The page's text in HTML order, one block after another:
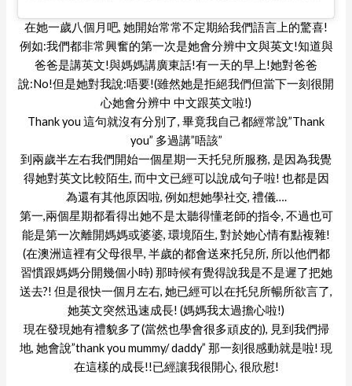
在她一歲八個月吧, 她開始常常不定期給我們語言上的驚喜!
例如:我們都非常興奮的第一次是她會分辨中文與英文!知道與
爸爸是講英文!與媽媽講廣東話!有一天的早上!她對爸爸
說:No!但是她對我說:唔要!(雖然她是拒絕我們但當下一刻很開
心她會分辨中 中文跟英文啦!)
Thank you 這句就沒有分別了, 畢竟我自己都經常說”Thank
you” 多過講”唔該”
到兩歲半左右我們開始一個星期一天托兒所服務, 是因為我覺
得她對英文比較陌生, 而中文已經可以說成句子啦! 也都是因
為還有其他原因啦, 例如想她學社交, 禮儀….
第一,兩個星期都看得出她不是太聽得懂老師的指令, 不過也可
能是第一次離開媽媽或婆婆, 環境陌生, 對於她心情有點複雜!
(在澳洲這裡有父母很早, 半歲的都會送來托兒所, 所以他們都
習慣跟媽媽分開幾個小時) 那時候有覺得說我是不是遲了把她
送去?! 但是很快一個月左右, 她已經可以在托兒所暢所欲言了,
她英文突然迅速成長! (媽媽我太過擔心啦!)
現在發現她有禮貌多了(當然也學會很多頑皮的), 見到我們掃
地, 她會說”thank you mummy/ daddy” 那一刻很感動就是啦! 現
在這樣的成長!!已經讓我很開心, 很欣慰!